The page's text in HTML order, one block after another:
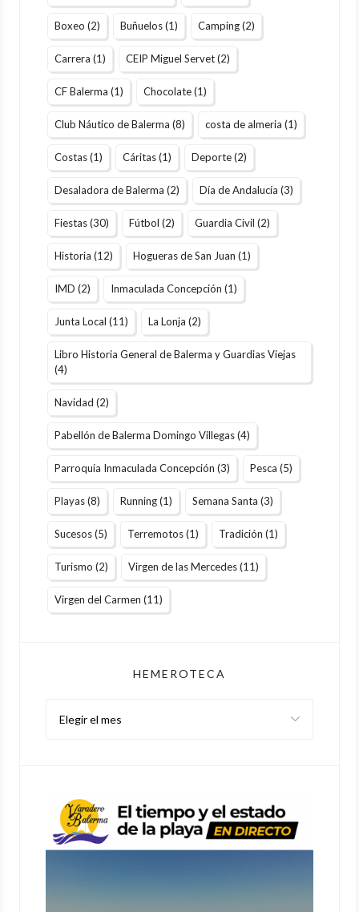
Boxeo (2) Buñuelos(1) Camping(2)
Carrera (1) CEIP Miguel Servet(2)
CF Balerma (1) Chocolate(1)
Club Náutico de Balerma (8) costa de almeria (1)
Costas(1) Cáritas(1) Deporte(2)
Desaladora de Balerma (2) Día de Andalucía (3)
Fiestas(30) Fútbol (2) Guardia Civil (2)
Historia (12) Hogueras de San Juan (1)
IMD (2) Inmaculada Concepción (1)
Junta Local (11) La Lonja (2)
Libro Historia General de Balerma y Guardias Viejas
(4)
Navidad (2)
Pabellón de Balerma Domingo Villegas(4)
Parroquia Inmaculada Concepción (3) Pesca (5)
Playas(8) Running(1) Semana Santa (3)
Sucesos(5) Terremotos(1) Tradición (1)
Turismo (2) Virgen de las Mercedes(11)
Virgen del Carmen (11)
HEMEROTECA